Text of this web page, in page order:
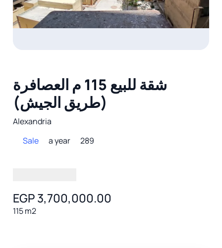
شقة للبيع 115 م العصافرة
(طريق الجيش)
Alexandria
Sale
a year 289
EGP 3,700,000.00
115 m2